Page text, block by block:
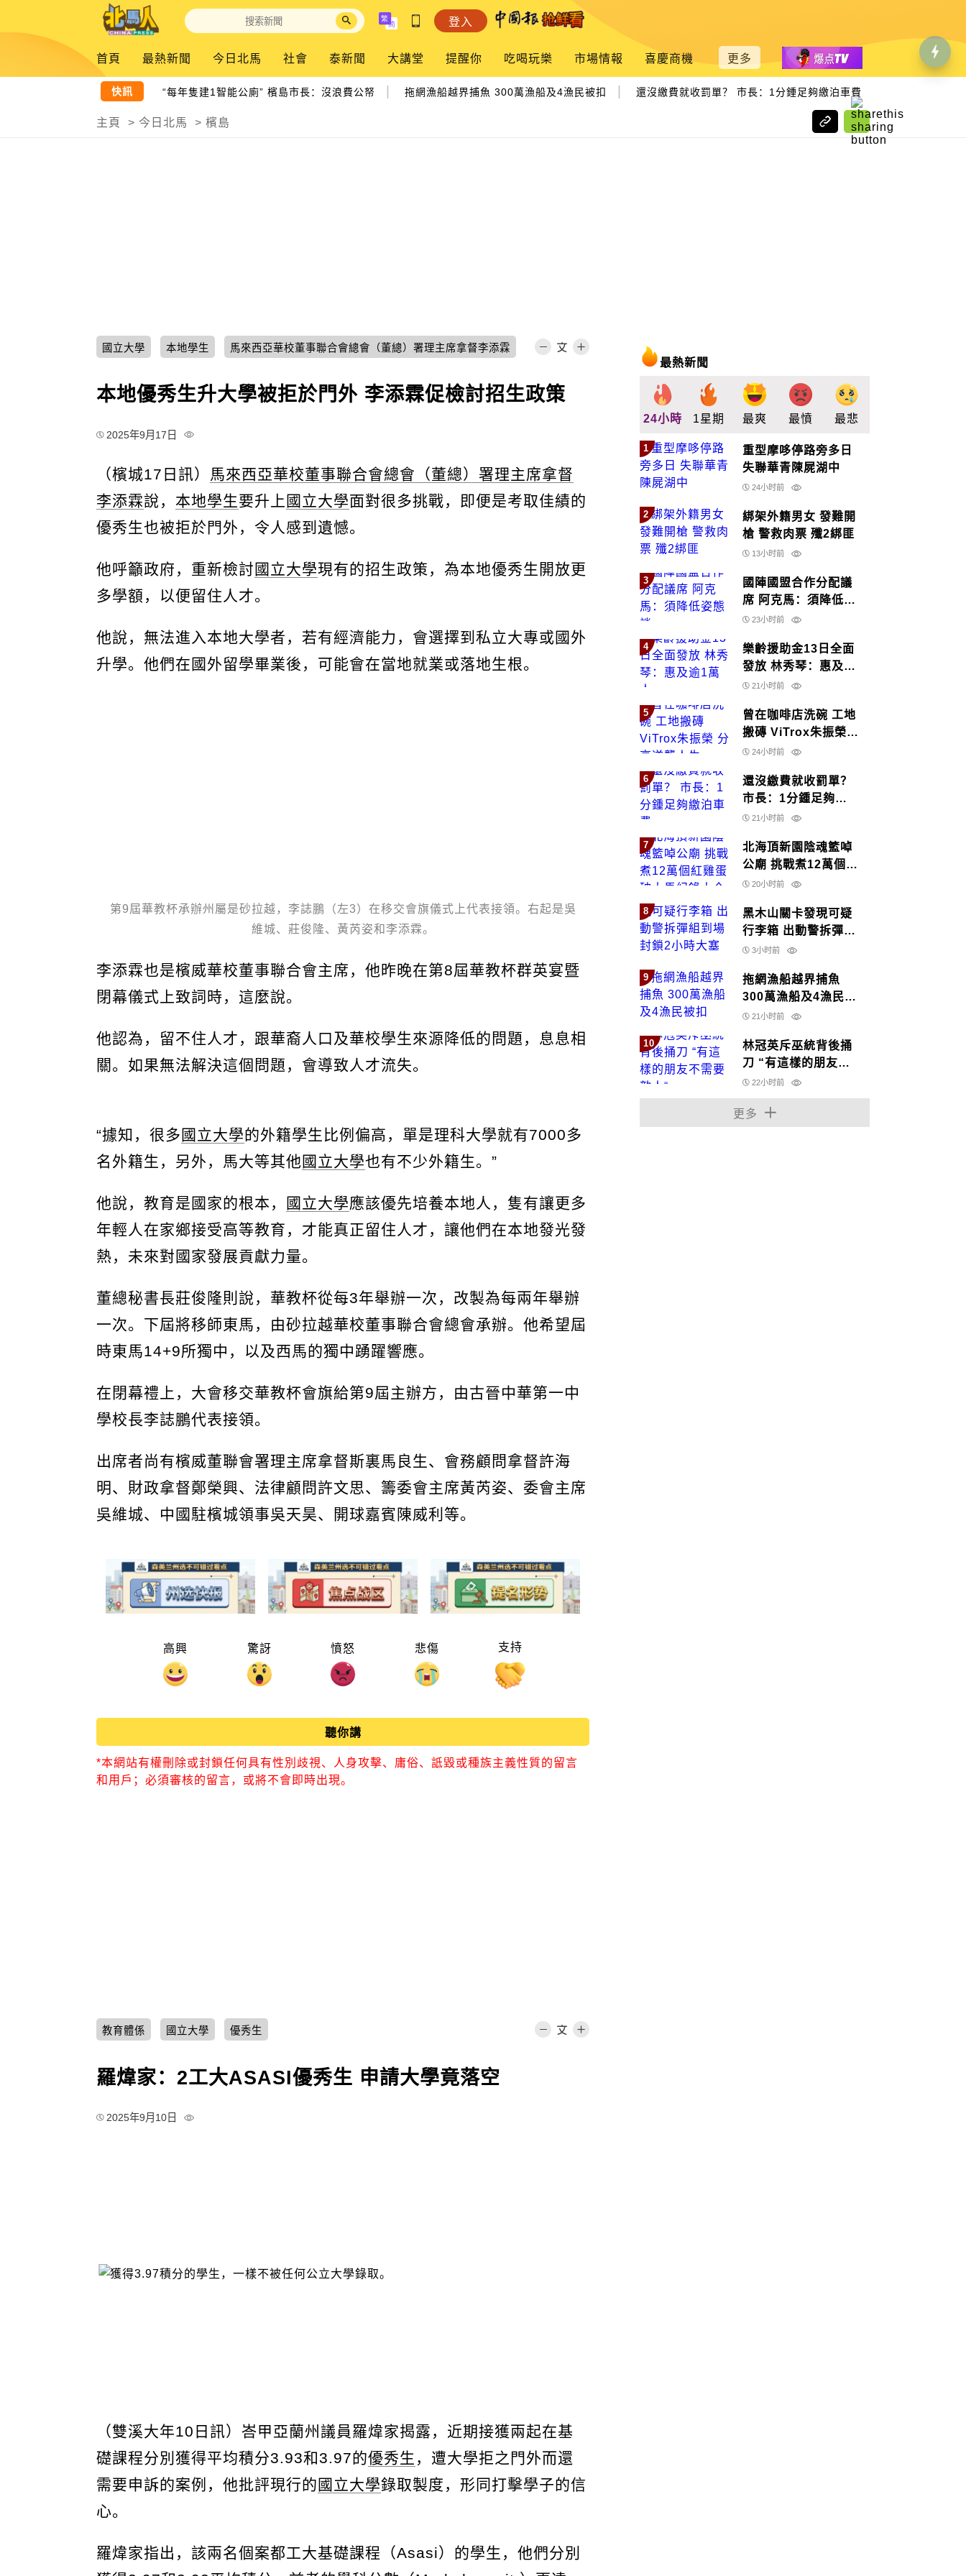
登入
首頁 最熱新聞 今日北馬 社會 泰新聞 大講堂 提醒你 吃喝玩樂 市場情報 喜慶商機 更多
快訊 “每年隻建1智能公廁” 檳島市長：沒浪費公帑 | 拖網漁船越界捕魚 300萬漁船及4漁民被扣 | 還沒繳費就收罰單？ 市長：1分鍾足夠繳泊車費 |
主頁 >今日北馬 >檳島
國立大學 本地學生 馬來西亞華校董事聯合會總會（董總）署理主席拿督李添霖
本地優秀生升大學被拒於門外 李添霖促檢討招生政策
2025年9月17日
（檳城17日訊） 馬來西亞華校董事聯合會總會（董總）署理主席拿督
李添霖說， 本地學生要升上 國立大學面對很多挑戰，即便是考取佳績的
優秀生也被拒於門外，令人感到遺憾。
他呼籲政府，重新檢討 國立大學現有的招生政策，為本地優秀生開放更
多學額，以便留住人才。
他說，無法進入本地大學者，若有經濟能力，會選擇到私立大專或國外
升學。他們在國外留學畢業後，可能會在當地就業或落地生根。
第9屆華教杯承辦州屬是砂拉越，李誌鵬（左3）在移交會旗儀式上代表接領。右起是吳
維城、莊俊隆、黃芮姿和李添霖。
李添霖也是檳威華校董事聯合會主席，他昨晚在第8屆華教杯群英宴暨
閉幕儀式上致詞時，這麼說。
他認為，留不住人才，跟華裔人口及華校學生來源降低的問題，息息相
關。如果無法解決這個問題，會導致人才流失。
“據知，很多 國立大學的外籍學生比例偏高，單是理科大學就有7000多
名外籍生，另外，馬大等其他國立大學也有不少外籍生。”
他說，教育是國家的根本， 國立大學應該優先培養本地人，隻有讓更多
年輕人在家鄉接受高等教育，才能真正留住人才，讓他們在本地發光發
熱，未來對國家發展貢獻力量。
董總秘書長莊俊隆則說，華教杯從每3年舉辦一次，改製為每兩年舉辦
一次。下屆將移師東馬，由砂拉越華校董事聯合會總會承辦。他希望屆
時東馬14+9所獨中，以及西馬的獨中踴躍響應。
在閉幕禮上，大會移交華教杯會旗給第9屆主辦方，由古晉中華第一中
學校長李誌鵬代表接領。
出席者尚有檳威董聯會署理主席拿督斯裏馬良生、會務顧問拿督許海
明、財政拿督鄭榮興、法律顧問許文思、籌委會主席黃芮姿、委會主席
吳維城、中國駐檳城領事吳天昊、開球嘉賓陳威利等。
高興 驚訝 憤怒 悲傷 支持
聽你講
*本網站有權刪除或封鎖任何具有性別歧視、人身攻擊、庸俗、詆毀或種族主義性質的留言
和用戶；必須審核的留言，或將不會即時出現。
教育體係 國立大學 優秀生
羅煒家：2工大ASASI優秀生 申請大學竟落空
2025年9月10日
（雙溪大年10日訊）峇甲亞蘭州議員羅煒家揭露，近期接獲兩起在基
礎課程分別獲得平均積分3.93和3.97的優秀生 ，遭大學拒之門外而還
需要申訴的案例，他批評現行的 國立大學錄取製度，形同打擊學子的信
心。
羅煒家指出，該兩名個案都工大基礎課程（Asasi）的學生，他們分別
最熱新聞
24小時 1星期 最爽 最憤 最悲
1
重型摩哆停路旁多日
失聯華青陳屍湖中
24小时前
2
綁架外籍男女 發難開
槍 警救肉票 殲2綁匪
13小时前
3
國陣國盟合作分配議
席 阿克馬：須降低姿
態談
23小时前
4
樂齡援助金13日全面
發放 林秀琴：惠及逾
1萬人
21小时前
5
曾在咖啡店洗碗 工地
搬磚 ViTrox朱振榮
分享逆襲人生
24小时前
6
還沒繳費就收罰單？
市長：1分鍾足夠繳
泊車費
21小时前
7
北海頂新園陰魂籃啅
公廟 挑戰煮12萬個紅
雞蛋 破大馬紀錄大全
20小时前
8
黑木山關卡發現可疑
行李箱 出動警拆彈組
到場 封鎖2小時大塞
3小时前
9
拖網漁船越界捕魚
300萬漁船及4漁民被
扣21小时前
10
林冠英斥巫統背後捅
刀 “有這樣的朋友不
需要敵人“
22小时前
更多